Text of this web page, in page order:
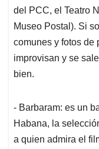
del PCC, el Teatro
Museo Postal). Si
comunes y fotos de
improvisan y se
bien.
- Barbaram: es un
Habana, la
a quien admira el